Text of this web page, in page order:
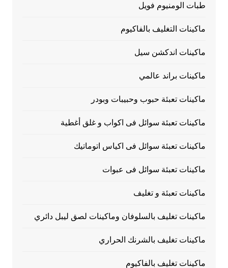
طبات الومنيوم فويل
ماكينات التغليف بالفاكيوم
ماكينات اندكشن سيل
ماكينات براند عالمي
ماكينات تعبئة حبوب وحبيبات وبودر
ماكينات تعبئة سوائل فى اكواب و غلق أغطية
ماكينات تعبئة سوائل فى اكياس اتوماتيك
ماكينات تعبئة سوائل فى عبوات
ماكينات تعبئة و تغليف
ماكينات تغليف بالسلوفان وماكينات لصق ليبل دائري
ماكينات تغليف بالشرنك الحراري
ماكينات تغليف بالفاكيوم